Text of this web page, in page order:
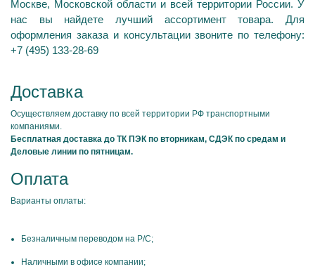
Москве, Московской области и всей территории России. У
нас вы найдете лучший ассортимент товара. Для
оформления заказа и консультации звоните по телефону:
+7 (495) 133-28-69
Доставка
Осуществляем доставку по всей территории РФ транспортными
компаниями.
Бесплатная доставка до ТК ПЭК по вторникам, СДЭК по средам и
Деловые линии по пятницам.
Оплата
Варианты оплаты:
Безналичным переводом на Р/С;
Наличными в офисе компании;